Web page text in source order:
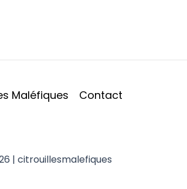
Maléfiques Contact
| citrouillesmalefiques